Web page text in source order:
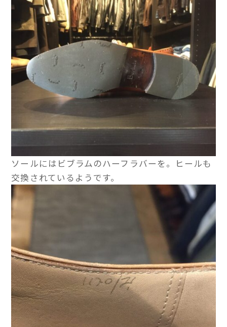
ソールにはビブラムのハーフラバーを。ヒールも
交換されているようです。